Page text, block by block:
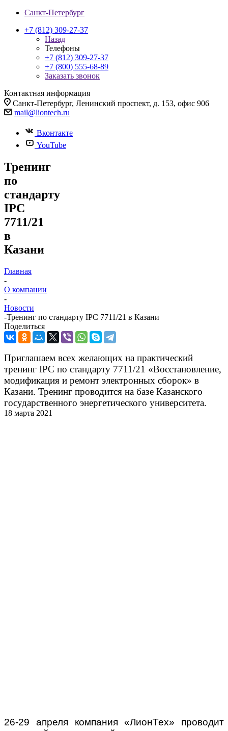
Санкт-Петербург
+7 (812) 309-27-37
Назад
Телефоны
+7 (812) 309-27-37
+7 (800) 555-68-89
Заказать звонок
Контактная информация
Санкт-Петербург, Ленинский проспект, д. 153, офис 906
mail@liontech.ru
Вконтакте
YouTube
Тренинг
по
стандарту
IPC
7711/21
в
Казани
Главная
-
О компании
-
Новости
-Тренинг по стандарту IPC 7711/21 в Казани
Поделиться
Приглашаем всех желающих на практический
тренинг IPC по стандарту 7711/21 «Восстановление,
модификация и ремонт электронных сборок» в
Казани. Тренинг проводится на базе Казанского
государственного энергетического университета.
18 марта 2021
26-29 апреля компания «ЛионТех» проводит